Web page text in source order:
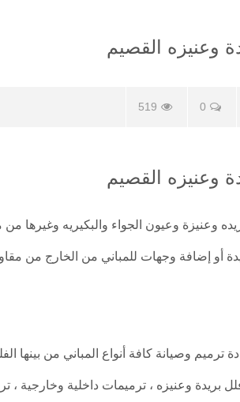
وعنيزه القصيم
0
519
وعنيزه القصيم
وعنيزة وعيون الجواء والبكيريه وغيرها من
أو إضافة وجهات للمباني من الخارج من
وصيانة كافة أنواع المباني من بينها
بريدة وعنيزه ، ترميمات داخلية وخارجية